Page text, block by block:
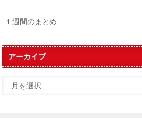
１週間のまとめ
アーカイブ